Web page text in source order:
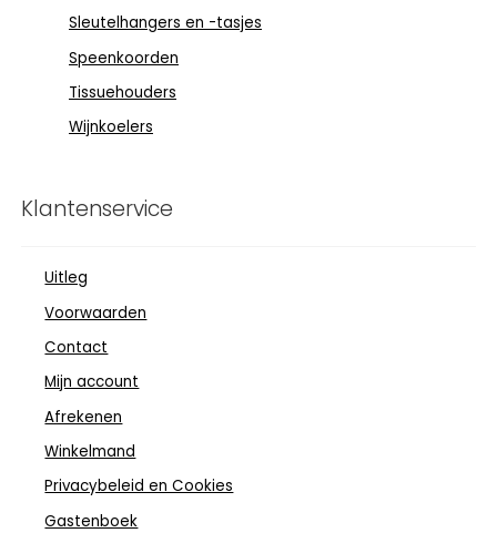
Sleutelhangers en -tasjes
Speenkoorden
Tissuehouders
Wijnkoelers
Klantenservice
Uitleg
Voorwaarden
Contact
Mijn account
Afrekenen
Winkelmand
Privacybeleid en Cookies
Gastenboek